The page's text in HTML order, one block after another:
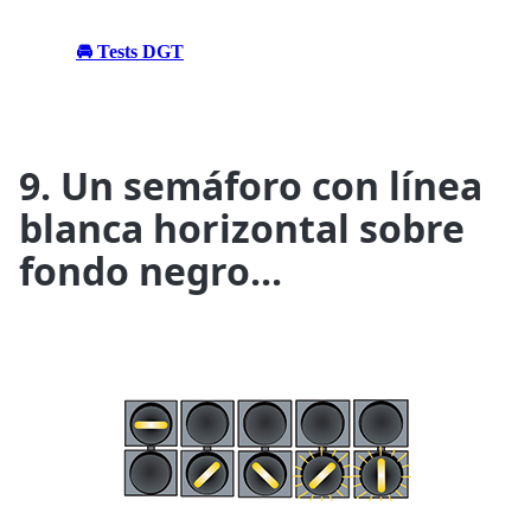
🚘 Tests DGT
9. Un semáforo con línea
blanca horizontal sobre
fondo negro...